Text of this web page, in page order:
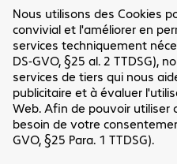
Thomas Ripoche —
E-mail
Nous avons besoin de
pour pouvoir charger le